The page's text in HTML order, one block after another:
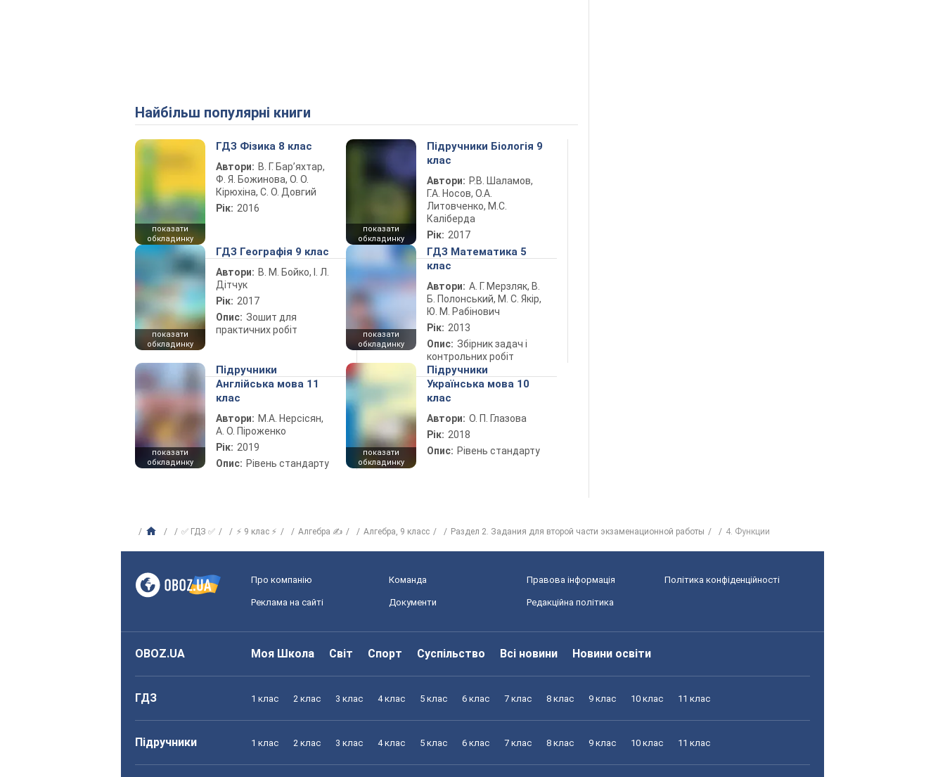
Найбільш популярні книги
показати
обкладинку
ГДЗ Фізика 8 клас
Автори: В. Г. Бар’яхтар,
Ф. Я. Божинова, О. О.
Кірюхіна, С. О. Довгий
Рік: 2016
показати
обкладинку
Підручники Біологія 9
клас
Автори: Р.В. Шаламов,
Г.А. Носов, О.А.
Литовченко, М.С.
Каліберда
Рік: 2017
показати
обкладинку
ГДЗ Географія 9 клас
Автори: В. М. Бойко, І. Л.
Дітчук
Рік: 2017
Опис: Зошит для
практичних робіт
показати
обкладинку
ГДЗ Математика 5
клас
Автори: А. Г. Мерзляк, В.
Б. Полонський, М. С. Якір,
Ю. М. Рабінович
Рік: 2013
Опис: Збірник задач і
контрольних робіт
показати
обкладинку
Підручники
Англійська мова 11
клас
Автори: М.А. Нерсісян,
А. О. Піроженко
Рік: 2019
Опис: Рівень стандарту
показати
обкладинку
Підручники
Українська мова 10
клас
Автори: О. П. Глазова
Рік: 2018
Опис: Рівень стандарту
✅ ГДЗ ✅ ⚡ 9 клас ⚡ Алгебра ✍ Алгебра, 9 класс Раздел 2. Задания для второй части экзаменационной работы 4. Функции
Про компанію Команда Правова інформація Політика конфіденційності
Реклама на сайті Документи Редакційна політика
OBOZ.UA Моя Школа Світ Спорт Суспільство Всі новини Новини освіти
ГДЗ 1 клас 2 клас 3 клас 4 клас 5 клас 6 клас 7 клас 8 клас 9 клас 10 клас 11 клас
Підручники 1 клас 2 клас 3 клас 4 клас 5 клас 6 клас 7 клас 8 клас 9 клас 10 клас 11 клас